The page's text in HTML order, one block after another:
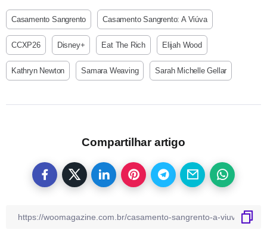
Casamento Sangrento Casamento Sangrento: A Viúva
CCXP26 Disney+ Eat The Rich Elijah Wood
Kathryn Newton Samara Weaving Sarah Michelle Gellar
Compartilhar artigo